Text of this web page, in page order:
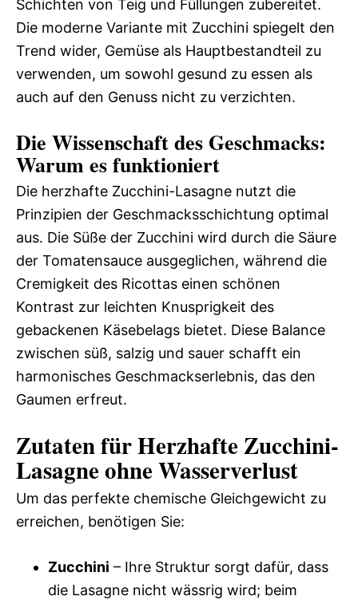
Schichten von Teig und Füllungen zubereitet.
Die moderne Variante mit Zucchini spiegelt den
Trend wider, Gemüse als Hauptbestandteil zu
verwenden, um sowohl gesund zu essen als
auch auf den Genuss nicht zu verzichten.
Die Wissenschaft des Geschmacks:
Warum es funktioniert
Die herzhafte Zucchini-Lasagne nutzt die
Prinzipien der Geschmacksschichtung optimal
aus. Die Süße der Zucchini wird durch die Säure
der Tomatensauce ausgeglichen, während die
Cremigkeit des Ricottas einen schönen
Kontrast zur leichten Knusprigkeit des
gebackenen Käsebelags bietet. Diese Balance
zwischen süß, salzig und sauer schafft ein
harmonisches Geschmackserlebnis, das den
Gaumen erfreut.
Zutaten für Herzhafte Zucchini-
Lasagne ohne Wasserverlust
Um das perfekte chemische Gleichgewicht zu
erreichen, benötigen Sie:
Zucchini – Ihre Struktur sorgt dafür, dass
die Lasagne nicht wässrig wird; beim